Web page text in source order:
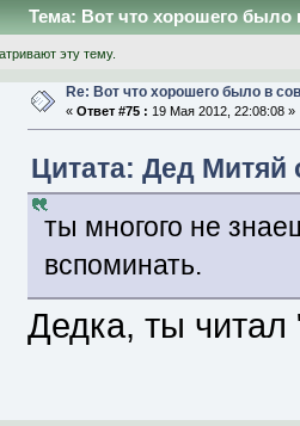
Тема: Вот что хорошего было
эту тему.
Re: Вот что хорошего было в
« Ответ #75 : 19 Мая 2012, 22:08:08 »
Цитата: Дед Митяй
ты многого не
вспоминать.
Дедка, ты читал